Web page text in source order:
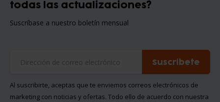
todas las actualizaciones?
Suscríbase a nuestro boletín mensual
Suscríbete
Al suscribirte, aceptas que te enviemos correos electrónicos de
marketing con noticias y ofertas. Todo ello de acuerdo con nuestra